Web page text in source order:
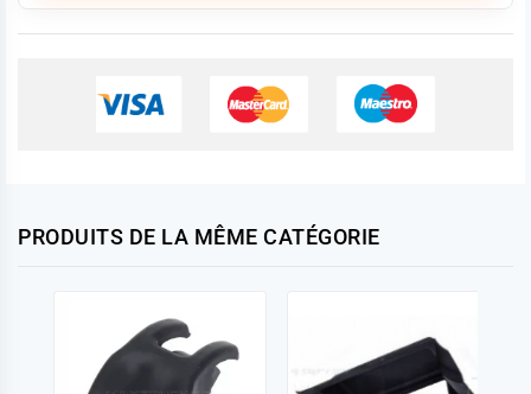
PRODUITS DE LA MÊME CATÉGORIE